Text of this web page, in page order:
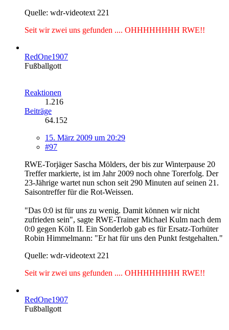
Quelle: wdr-videotext 221
Seit wir zwei uns gefunden .... OHHHHHHHH RWE!!
RedOne1907
Fußballgott
Reaktionen
1.216
Beiträge
64.152
15. März 2009 um 20:29
#97
RWE-Torjäger Sascha Mölders, der bis zur Winterpause 20
Treffer markierte, ist im Jahr 2009 noch ohne Torerfolg. Der
23-Jährige wartet nun schon seit 290 Minuten auf seinen 21.
Saisontreffer für die Rot-Weissen.
"Das 0:0 ist für uns zu wenig. Damit können wir nicht
zufrieden sein", sagte RWE-Trainer Michael Kulm nach dem
0:0 gegen Köln II. Ein Sonderlob gab es für Ersatz-Torhüter
Robin Himmelmann: "Er hat für uns den Punkt festgehalten."
Quelle: wdr-videotext 221
Seit wir zwei uns gefunden .... OHHHHHHHH RWE!!
RedOne1907
Fußballgott